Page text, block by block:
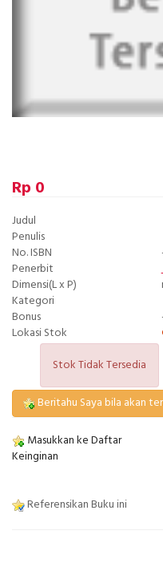
Rp 0
Judul
Penulis
No. ISBN
Penerbit
Dimensi(L x P)
Kategori
Bonus
Lokasi Stok
Stok Tidak Tersedia
Beritahu Saya bila akan
Masukkan ke Daftar
Keinginan
Referensikan Buku ini